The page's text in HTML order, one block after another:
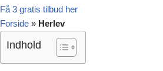
Få 3 gratis tilbud her
Forside » Herlev
Indhold